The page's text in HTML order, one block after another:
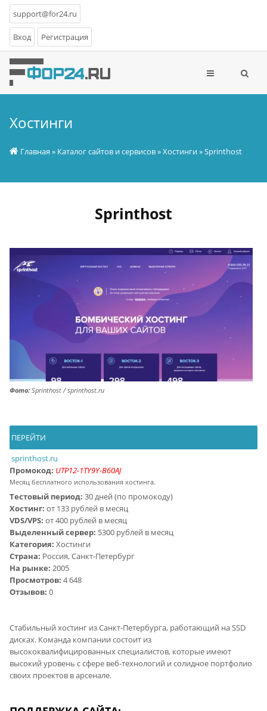
support@for24.ru
Вход Регистрация
Хостинги
Главная » Каталог сайтов и сервисов»Хостинги» Sprinthost
Sprinthost
Фото:Sprinthost / sprinthost.ru
ПЕРЕЙТИ
sprinthost.ru
Промокод: UTP12-1TY9Y-B60AJ
Месяц бесплатного использования хостинга.
Тестовый период: 30 дней (по промокоду)
Хостинг: от 133 рублей в месяц
VDS/VPS: от 400 рублей в месяц
Выделенный сервер: 5300 рублей в месяц
Категория: Хостинги
Страна: Россия, Санкт-Петербург
На рынке: 2005
Просмотров: 4 648
Отзывов: 0
Стабильный хостинг из Санкт-Петербурга, работающий на SSD
дисках. Команда компании состоит из
высококвалифицированных специалистов, которые имеют
высокий уровень с сфере веб-технологий и солидное портфолио
своих проектов в арсенале.